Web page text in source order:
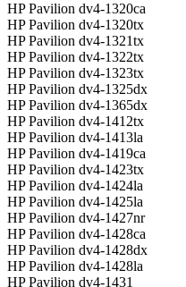
HP Pavilion dv4-1320ca
HP Pavilion dv4-1320tx
HP Pavilion dv4-1321tx
HP Pavilion dv4-1322tx
HP Pavilion dv4-1323tx
HP Pavilion dv4-1325dx
HP Pavilion dv4-1365dx
HP Pavilion dv4-1412tx
HP Pavilion dv4-1413la
HP Pavilion dv4-1419ca
HP Pavilion dv4-1423tx
HP Pavilion dv4-1424la
HP Pavilion dv4-1425la
HP Pavilion dv4-1427nr
HP Pavilion dv4-1428ca
HP Pavilion dv4-1428dx
HP Pavilion dv4-1428la
HP Pavilion dv4-1431